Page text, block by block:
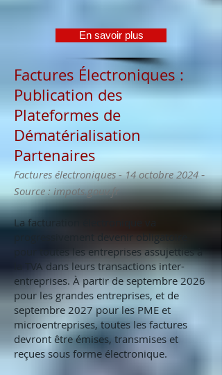
En savoir plus
Factures Électroniques :
Publication des
Plateformes de
Dématérialisation
Partenaires
Factures électroniques - 14 octobre 2024 -
Source : impots.gouv.fr
La facturation électronique va
progressivement devenir obligatoire
pour toutes les entreprises assujetties à
la TVA dans leurs transactions inter-
entreprises. À partir de septembre 2026
pour les grandes entreprises, et de
septembre 2027 pour les PME et
microentreprises, toutes les factures
devront être émises, transmises et
reçues sous forme électronique.